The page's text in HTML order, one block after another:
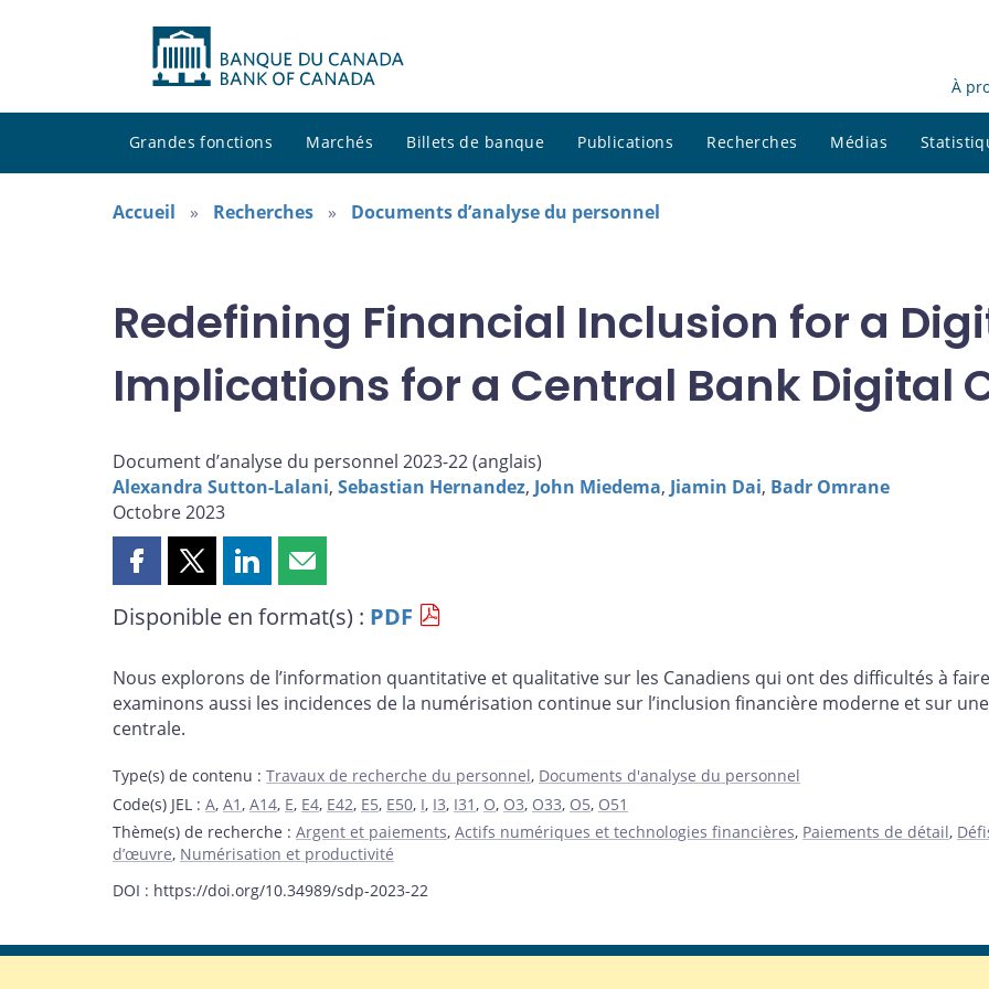
À
Grandes fonctions Marchés Billets de banque Publications Recherches Médias
Accueil Recherches Documents d’analyse du personnel
Redefining Financial Inclusion for a
Implications for a Central Bank Digital
Document d’analyse du personnel 2023-22 (anglais)
Alexandra Sutton-Lalani, Sebastian Hernandez, John Miedema, Jiamin Dai, Badr Omrane
Octobre 2023
Partager
page
Facebook
Partager
page
X
Partager
page
LinkedIn
Partager
page
courriel
Disponible en format(s) : PDF
Nous explorons de l’information quantitative et qualitative sur les Canadiens qui ont des difficultés à
examinons aussi les incidences de la numérisation continue sur l’inclusion financière moderne et sur
centrale.
Type(s) de contenu : Travaux de recherche du personnel, Documents d'analyse du personnel
Code(s) JEL : A, A1 , A14, E, E4, E42, E5, E50, I, I3, I31 , O, O3, O33, O5, O51
Thème(s) de recherche : Argent et paiements, Actifs numériques et technologies financières, Paiements de détail,
d’œuvre, Numérisation et productivité
DOI : https://doi.org/10.34989/sdp-2023-22